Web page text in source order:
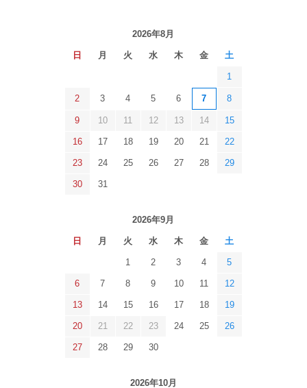
2026年8月
日 月 火 水 木 金 土
1
2 3 4 5 6 7 8
9 10 11 12 13 14 15
16 17 18 19 20 21 22
23 24 25 26 27 28 29
30 31
2026年9月
日 月 火 水 木 金 土
1 2 3 4 5
6 7 8 9 10 11 12
13 14 15 16 17 18 19
20 21 22 23 24 25 26
27 28 29 30
2026年10月